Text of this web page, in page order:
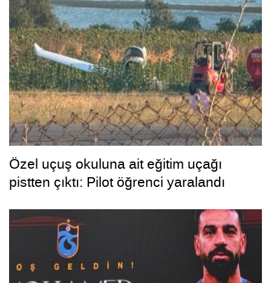
Özel uçuş okuluna ait eğitim uçağı
pistten çıktı: Pilot öğrenci yaralandı